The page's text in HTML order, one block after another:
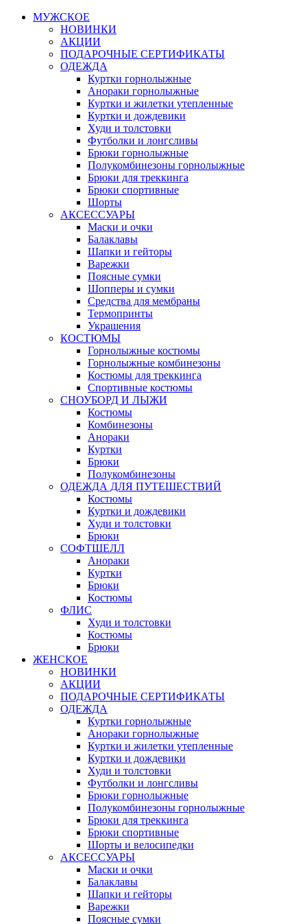
МУЖСКОЕ
НОВИНКИ
АКЦИИ
ПОДАРОЧНЫЕ СЕРТИФИКАТЫ
ОДЕЖДА
Куртки горнолыжные
Анораки горнолыжные
Куртки и жилетки утепленные
Куртки и дождевики
Худи и толстовки
Футболки и лонгсливы
Брюки горнолыжные
Полукомбинезоны горнолыжные
Брюки для треккинга
Брюки спортивные
Шорты
АКСЕССУАРЫ
Маски и очки
Балаклавы
Шапки и гейторы
Варежки
Поясные сумки
Шопперы и сумки
Средства для мембраны
Термопринты
Украшения
КОСТЮМЫ
Горнолыжные костюмы
Горнолыжные комбинезоны
Костюмы для треккинга
Спортивные костюмы
СНОУБОРД И ЛЫЖИ
Костюмы
Комбинезоны
Анораки
Куртки
Брюки
Полукомбинезоны
ОДЕЖДА ДЛЯ ПУТЕШЕСТВИЙ
Костюмы
Куртки и дождевики
Худи и толстовки
Брюки
СОФТШЕЛЛ
Анораки
Куртки
Брюки
Костюмы
ФЛИС
Худи и толстовки
Костюмы
Брюки
ЖЕНСКОЕ
НОВИНКИ
АКЦИИ
ПОДАРОЧНЫЕ СЕРТИФИКАТЫ
ОДЕЖДА
Куртки горнолыжные
Анораки горнолыжные
Куртки и жилетки утепленные
Куртки и дождевики
Худи и толстовки
Футболки и лонгсливы
Брюки горнолыжные
Полукомбинезоны горнолыжные
Брюки для треккинга
Брюки спортивные
Шорты и велосипедки
АКСЕССУАРЫ
Маски и очки
Балаклавы
Шапки и гейторы
Варежки
Поясные сумки